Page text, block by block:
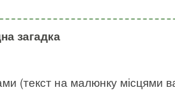
загадка
(текст на малюнку місцями